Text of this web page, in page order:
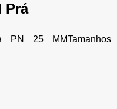
Prá
25 MMTamanhos